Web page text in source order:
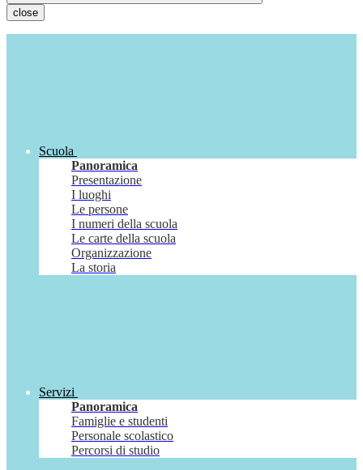
close
Scuola
Panoramica
Presentazione
I luoghi
Le persone
I numeri della scuola
Le carte della scuola
Organizzazione
La storia
Servizi
Panoramica
Famiglie e studenti
Personale scolastico
Percorsi di studio